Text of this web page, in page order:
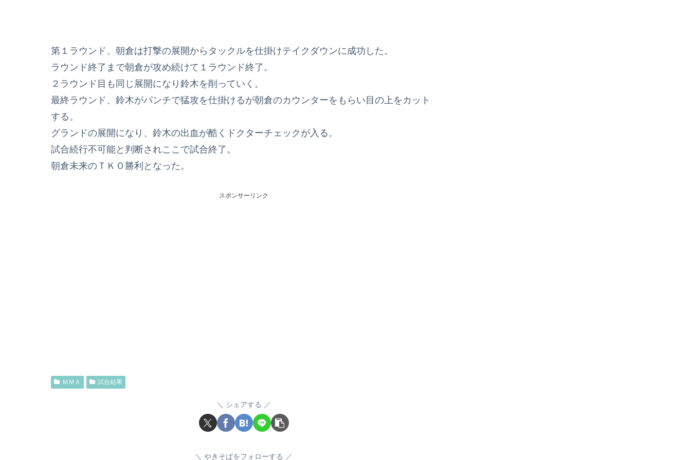
第１ラウンド、朝倉は打撃の展開からタックルを仕掛けテイクダウンに成功した。
ラウンド終了まで朝倉が攻め続けて１ラウンド終了。
２ラウンド目も同じ展開になり鈴木を削っていく。
最終ラウンド、鈴木がパンチで猛攻を仕掛けるが朝倉のカウンターをもらい目の上をカット
する。
グランドの展開になり、鈴木の出血が酷くドクターチェックが入る。
試合続行不可能と判断されここで試合終了。
朝倉未来のＴＫＯ勝利となった。
スポンサーリンク
ＭＭＡ 試合結果
シェアする
やきそばをフォローする